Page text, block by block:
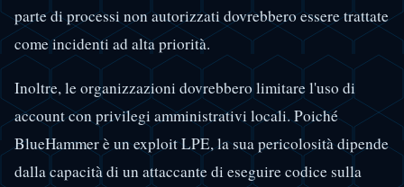
parte di processi non autorizzati dovrebbero essere trattate
come incidenti ad alta priorità.
Inoltre, le organizzazioni dovrebbero limitare l'uso di
account con privilegi amministrativi locali. Poiché
BlueHammer è un exploit LPE, la sua pericolosità dipende
dalla capacità di un attaccante di eseguire codice sulla